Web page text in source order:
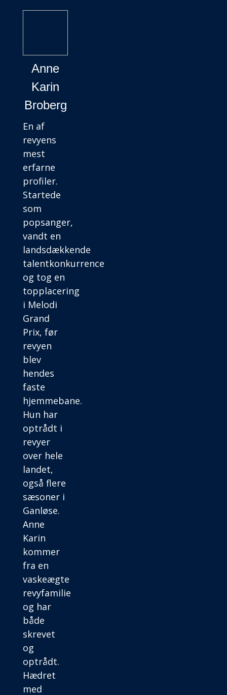
Anne
Karin
Broberg
En af
revyens
mest
erfarne
profiler.
Startede
som
popsanger,
vandt en
landsdækkende
talentkonkurrence
og tog en
topplacering
i Melodi
Grand
Prix, før
revyen
blev
hendes
faste
hjemmebane.
Hun har
optrådt i
revyer
over hele
landet,
også flere
sæsoner i
Ganløse.
Anne
Karin
kommer
fra en
vaskeægte
revyfamilie
og har
både
skrevet
og
optrådt.
Hædret
med